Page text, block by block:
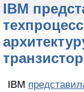
IBM
IBM